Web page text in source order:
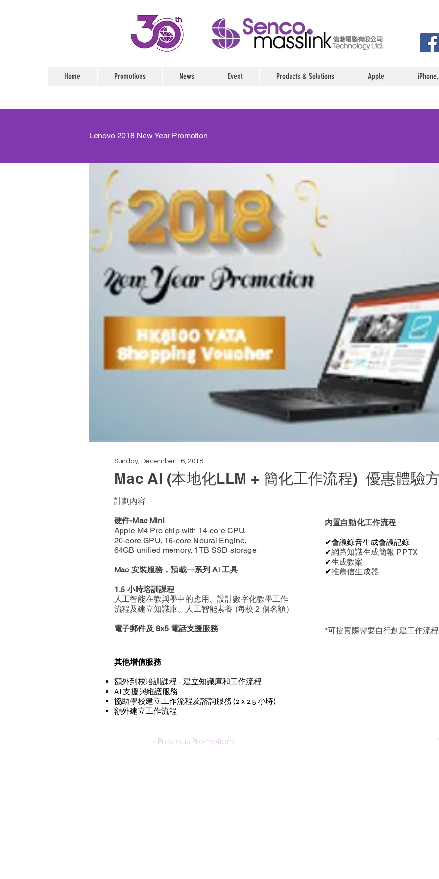
Home Promotions News Event Products & Solutions Apple
Lenovo 2018 New Year Promotion
Sunday, December 16, 2018
Mac AI (本地化LLM + 簡化工作流程) 優惠體驗
計劃內容
​硬件-Mac Mini
Apple M4 Pro chip with 14‑core CPU,
20‑core GPU, 16-core Neural Engine,
64GB unified memory, 1TB SSD storage
Mac 安裝服務，預載一系列 AI 工具
1.5 小時培訓課程
人工智能在教與學中的應用、設計數字化教學工作
流程及建立知識庫、人工智能素養 (每校 2 個名額）
電子郵件及 8x5 電話支援服務
內置自動化工作流程
​✔會議錄音生成會議記錄
​✔網路知識生成簡報 PPTX
​✔生成教案
​✔推薦信生成器
*可按實際需要自行創建工作流程
其他增值服務
額外到校培訓課程 - 建立知識庫和工作流程
AI 支援與維護服務
協助學校建立工作流程及諮詢服務 (2 x 2.5 小時)
額外建立工作流程
< Previous Promotions